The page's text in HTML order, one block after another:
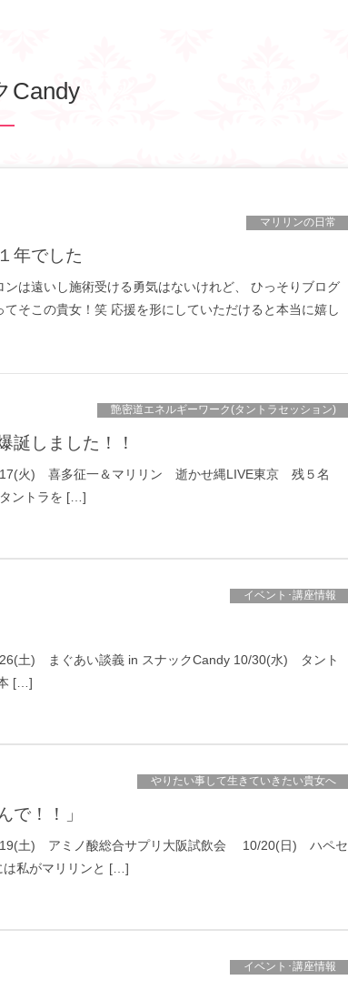
Candy
マリリンの日常
年でした
は遠いし施術受ける勇気はないけれど、 ひっそりブログ
そこの貴女！笑 応援を形にしていただけると本当に嬉し
艶密道エネルギーワーク(タントラセッション)
誕しました！！
17(火) 喜多征一＆マリリン 逝かせ縄LIVE東京 残５名
ントラを […]
イベント･講座情報
土) まぐあい談義 in スナックCandy 10/30(水) タント
[…]
やりたい事して生きていきたい貴女へ
で！！」
19(土) アミノ酸総合サプリ大阪試飲会 10/20(日) ハペセ
私がマリリンと […]
イベント･講座情報